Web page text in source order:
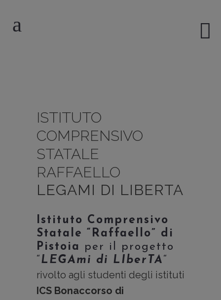
ISTITUTO
COMPRENSIVO
STATALE
RAFFAELLO
LEGAMI DI LIBERTA
Istituto Comprensivo
Statale “Raffaello” di
Pistoia
per il progetto
“LEGAmi di LIberTA“
rivolto agli studenti degli istituti
ICS Bonaccorso di